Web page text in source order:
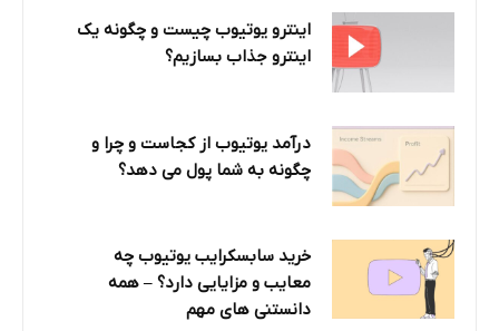
اینترو یوتیوب چیست و چگونه یک
اینترو جذاب بسازیم؟
درآمد یوتیوب از کجاست و چرا و
چگونه به شما پول می دهد؟
خرید سابسکرایب یوتیوب چه
معایب و مزایایی دارد؟‌ – همه
دانستنی های مهم